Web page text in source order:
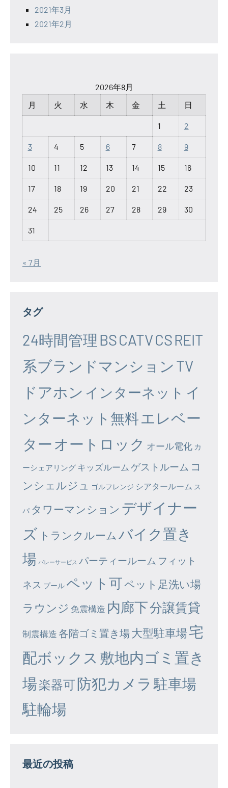
2021年3月
2021年2月
2026年8月
月
火 水 木 金 土 日
1 2
3 4 5 6 7 8 9
10 11 12 13 14 15 16
17 18 19 20 21 22 23
24 25 26 27 28 29 30
31
« 7月
タグ
24時間管理 BSCATVCSREIT
系ブランドマンション TV
ドアホン インターネット イ
ンターネット無料エレベー
ター オートロック オール電化 カ
ーシェアリング キッズルーム ゲストルーム コ
ンシェルジュ
ゴルフレンジ シアタールーム ス
パ タワーマンション デザイナー
ズ トランクルーム バイク置き
場 バレーサービス パーティールーム フィット
ネス プール ペット可ペット足洗い場
ラウンジ 免震構造 内廊下分譲賃貸
制震構造 各階ゴミ置き場大型駐車場宅
配ボックス 敷地内ゴミ置き
場楽器可防犯カメラ 駐車場
駐輪場
最近の投稿